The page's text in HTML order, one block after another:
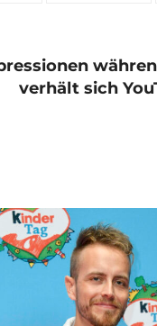
verhält sich